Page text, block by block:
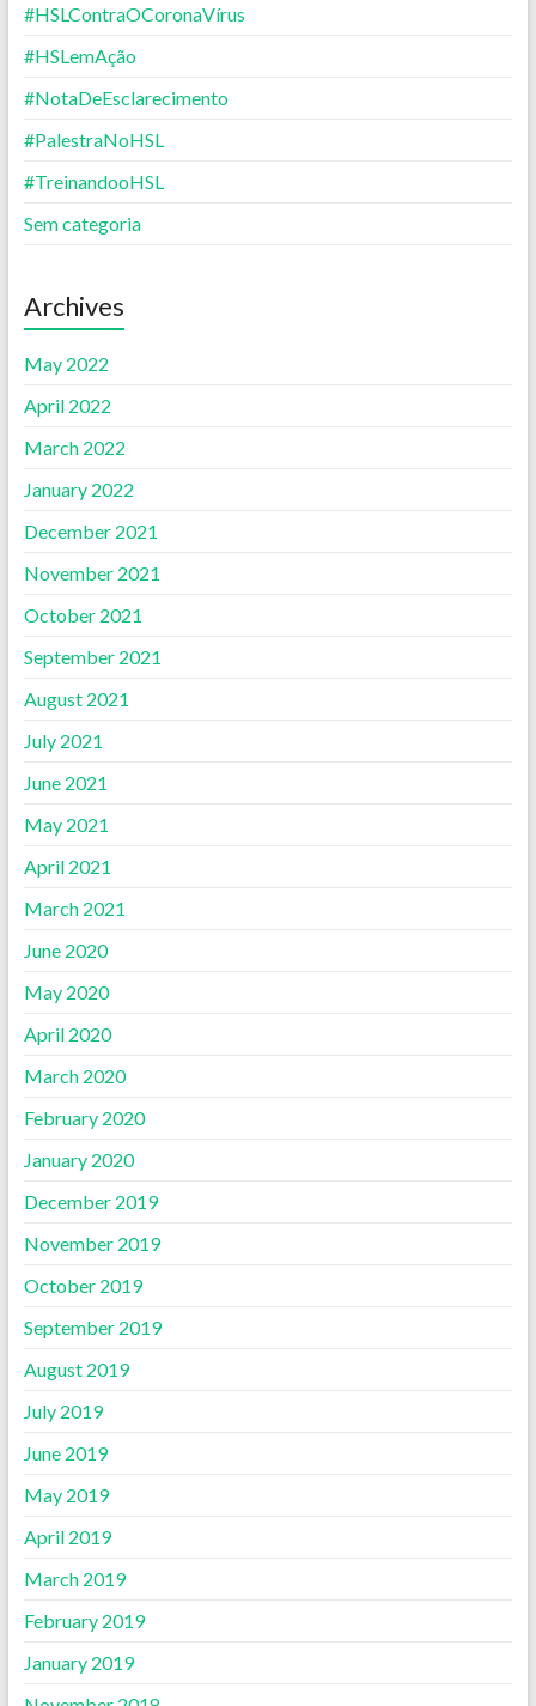
#HSLContraOCoronaVírus
#HSLemAção
#NotaDeEsclarecimento
#PalestraNoHSL
#TreinandooHSL
Sem categoria
Archives
May 2022
April 2022
March 2022
January 2022
December 2021
November 2021
October 2021
September 2021
August 2021
July 2021
June 2021
May 2021
April 2021
March 2021
June 2020
May 2020
April 2020
March 2020
February 2020
January 2020
December 2019
November 2019
October 2019
September 2019
August 2019
July 2019
June 2019
May 2019
April 2019
March 2019
February 2019
January 2019